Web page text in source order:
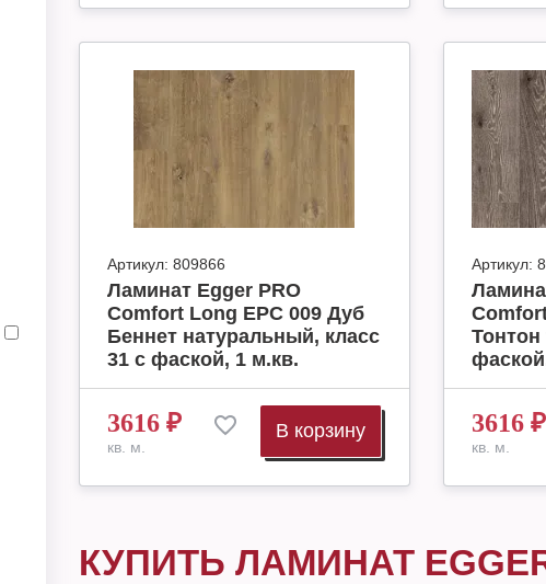
Артикул: 809866
Ламинат Egger PRO
Comfort Long EPC 009 Дуб
Беннет натуральный, класс
31 с фаской, 1 м.кв.
3616 ₽
кв. м.
В корзину
Артикул:
Тонтон
3616₽
кв. м.
КУПИТЬ ЛАМИНАТ